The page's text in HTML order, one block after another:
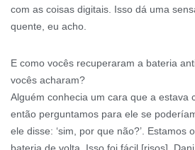
com as coisas digitais. Isso dá uma
quente, eu acho.
E como vocês recuperaram a bateria
vocês acharam?
Alguém conhecia um cara que a estava
então perguntamos para ele se
ele disse: ‘sim, por que não?’. Estamos
bateria de volta. Isso foi fácil [risos].